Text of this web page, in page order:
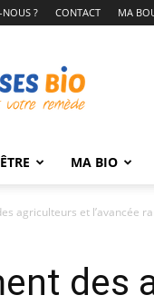
? CONTACT MA
MA BIO
agriculteurs et l’avancée
des